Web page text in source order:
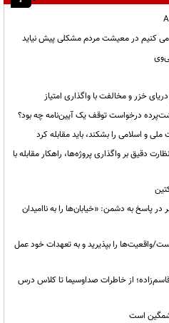
می کنیم در معیشت مردم مشکلی پیش نیاید
خزر و مخالفت با واگذاری امتیاز
درخواست توقف یک آیین‌نامه چه بود؟
و اسلامی را بشکند، باید مقابله کرد
دقیق بر واگذاری پروژه‌ها، راهکار مقابله با
پاسخ به دشمن: «خیابان‌ها را به ناامیدان
واقعیت‌ها را بپذیرید و به تعهدات خود عمل
از خاطرات صداوسیما تا کلاس درس
است